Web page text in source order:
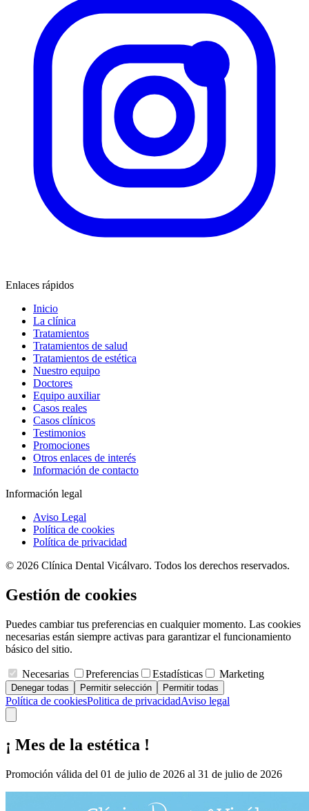
Enlaces rápidos
Inicio
La clínica
Tratamientos
Tratamientos de salud
Tratamientos de estética
Nuestro equipo
Doctores
Equipo auxiliar
Casos reales
Casos clínicos
Testimonios
Promociones
Otros enlaces de interés
Información de contacto
Información legal
Aviso Legal
Política de cookies
Política de privacidad
© 2026 Clínica Dental Vicálvaro. Todos los derechos reservados.
Gestión de cookies
Puedes cambiar tus preferencias en cualquier momento. Las cookies
necesarias están siempre activas para garantizar el funcionamiento
básico del sitio.
Necesarias Preferencias Estadísticas Marketing
Denegar todas Permitir selección Permitir todas
Política de cookiesPolitica de privacidadAviso legal
¡ Mes de la estética !
Promoción válida del 01 de julio de 2026 al 31 de julio de 2026